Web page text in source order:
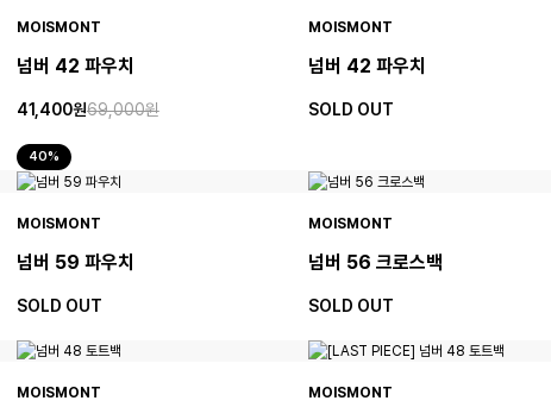
MOISMONT
넘버 42 파우치
41,400원69,000원
40%
MOISMONT
넘버 42 파우치
SOLD OUT
MOISMONT
넘버 59 파우치
SOLD OUT
MOISMONT
넘버 56 크로스백
SOLD OUT
MOISMONT MOISMONT